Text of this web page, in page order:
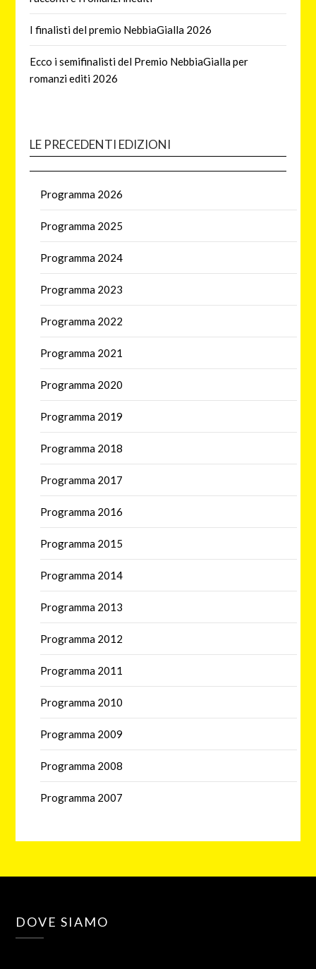
I finalisti del premio NebbiaGialla 2026
Ecco i semifinalisti del Premio NebbiaGialla per
romanzi editi 2026
LE PRECEDENTI EDIZIONI
Programma 2026
Programma 2025
Programma 2024
Programma 2023
Programma 2022
Programma 2021
Programma 2020
Programma 2019
Programma 2018
Programma 2017
Programma 2016
Programma 2015
Programma 2014
Programma 2013
Programma 2012
Programma 2011
Programma 2010
Programma 2009
Programma 2008
Programma 2007
DOVE SIAMO